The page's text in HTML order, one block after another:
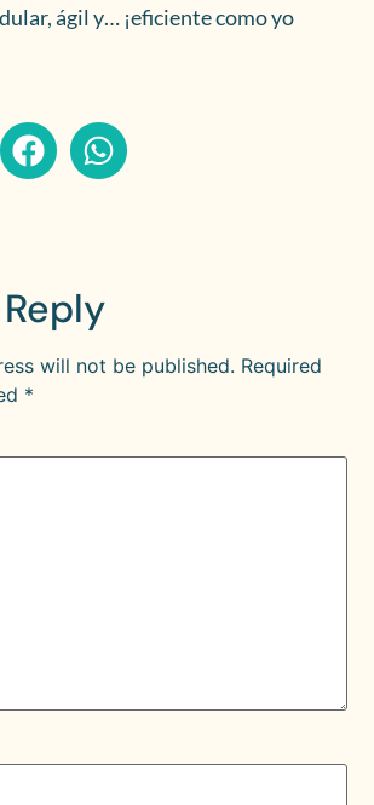
ágil y… ¡eficiente como yo
will not be published. Required
*